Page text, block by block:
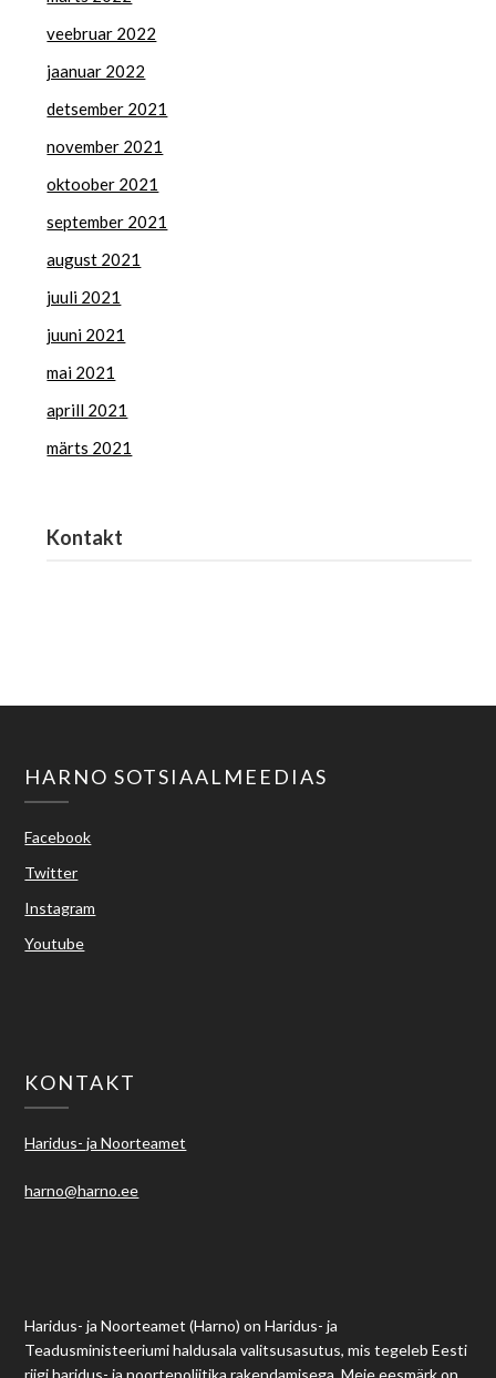
veebruar 2022
jaanuar 2022
detsember 2021
november 2021
oktoober 2021
september 2021
august 2021
juuli 2021
juuni 2021
mai 2021
aprill 2021
märts 2021
Kontakt
HARNO SOTSIAALMEEDIAS
Facebook
Twitter
Instagram
Youtube
KONTAKT
Haridus- ja Noorteamet
harno@harno.ee
Haridus- ja Noorteamet (Harno) on Haridus- ja
Teadusministeeriumi haldusala valitsusasutus, mis tegeleb Eesti